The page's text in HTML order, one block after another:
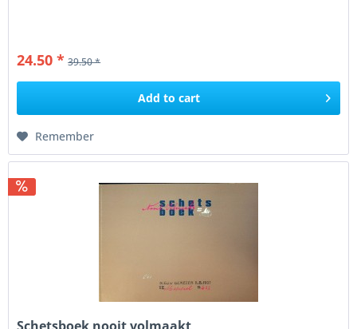
24.50 * 39.50 *
Add to cart
Remember